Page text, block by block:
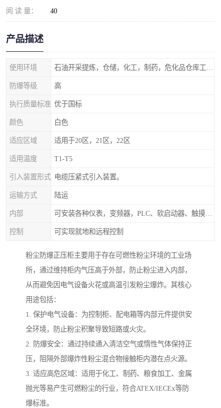
阅 读 量： 40
产品描述
使用环境
防爆等级 高
执行质量标准 优于国标
颜色 白色
适应区域 适用于20区，21区，22区
适用温度 T1-T5
引入装置形式 电缆压紧式引入装置。
运输方式 陆运
内部
控制 可实现就地和远程控制
粉尘防爆正压柜主要用于存在可燃性粉尘环境的工业场
所，通过维持柜内气压高于外部，防止粉尘进入内部，
从而避免因电气设备火花或高温引发粉尘爆炸。其核心
用途包括：
1. 保护电气设备：为控制柜、配电箱等内部元件提供安
全环境，防止粉尘积聚导致短路或火灾。
2. 防爆安全：通过持续通入清洁空气或惰性气体保持正
压，阻隔外部爆炸性粉尘混合物接触柜内潜在点火源。
3. 适应高危区域：适用于化工、制药、粮食加工、金属
抛光等易产生可燃粉尘的行业，符合ATEX/IECEx等防
爆标准。